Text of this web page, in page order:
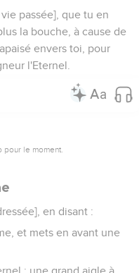
passée], que tu en
la bouche, à cause de
envers toi, pour
l'Eternel.
le moment.
en disant :
et mets en avant une
: une grand aigle à